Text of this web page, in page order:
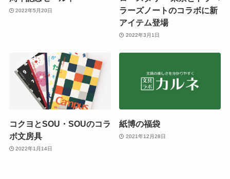
2022年5月20日
ラーズノートのコラボに新
アイテム登場
2022年3月1日
コクヨとSOU・SOUのコラ
ボ文房具
2022年1月14日
紙博の福袋
2021年12月28日